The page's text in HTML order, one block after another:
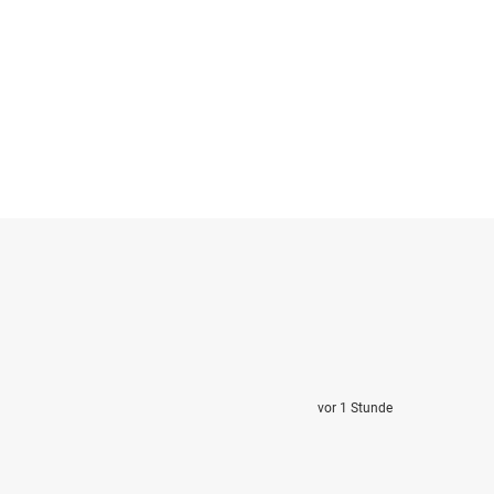
vor 1 Stunde